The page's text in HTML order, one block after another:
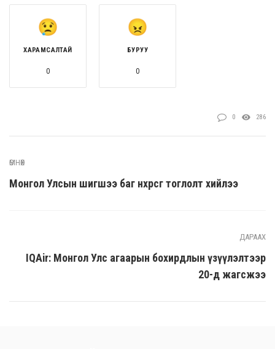
ХАРАМСАЛТАЙ
0
БУРУУ
0
0 286
ӨМНӨХ
Монгол Улсын шигшээ баг нөхөрсөг тоглолт хийлээ
ДАРААХ
IQAir: Монгол Улс агаарын бохирдлын үзүүлэлтээр
20-д жагсжээ